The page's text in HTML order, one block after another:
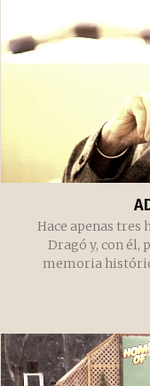
Hace apenas tres
Dragó y, con él,
memoria